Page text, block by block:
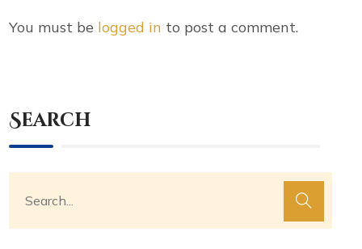
You must be logged in to post a comment.
Search